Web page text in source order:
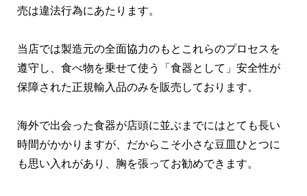
売は違法行為にあたります。
当店では製造元の全面協力のもとこれらのプロセスを
遵守し、食べ物を乗せて使う「食器として」安全性が
保障された正規輸入品のみを販売しております。
海外で出会った食器が店頭に並ぶまでにはとても長い
時間がかかりますが、だからこそ小さな豆皿ひとつに
も思い入れがあり、胸を張ってお勧めできます。